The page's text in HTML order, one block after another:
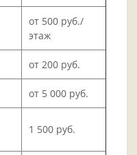
от 500 руб./
этаж
от 200 руб.
от 5 000 руб.
1 500 руб.